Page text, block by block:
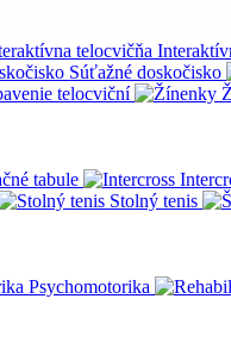
Súťažné doskočisko
telocviční
tabule
Stolný tenis
Psychomotorika